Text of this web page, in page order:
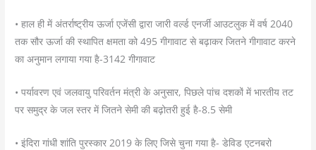
• हाल ही में अंतर्राष्ट्रीय ऊर्जा एजेंसी द्वारा जारी वर्ल्ड एनर्जी आउटलुक में वर्ष 2040
तक सौर ऊर्जा की स्थापित क्षमता को 495 गीगावाट से बढ़ाकर जितने गीगावाट करने
का अनुमान लगाया गया है-3142 गीगावाट
• पर्यावरण एवं जलवायु परिवर्तन मंत्री के अनुसार, पिछले पांच दशकों में भारतीय तट
पर समुद्र के जल स्तर में जितने सेमी की बढ़ोतरी हुई है-8.5 सेमी
• इंदिरा गांधी शांति पुरस्कार 2019 के लिए जिसे चुना गया है- डेविड एटनबरो